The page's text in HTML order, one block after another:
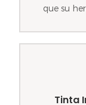
que su
Tinta